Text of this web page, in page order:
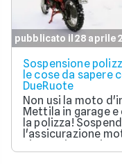
pubblicato il 28 aprile
Sospensione
le cose da sapere
DueRuote
Non usi la moto
Mettila in garage e
la polizza!
l'assicurazione
aiuta a risparmiare
comunque